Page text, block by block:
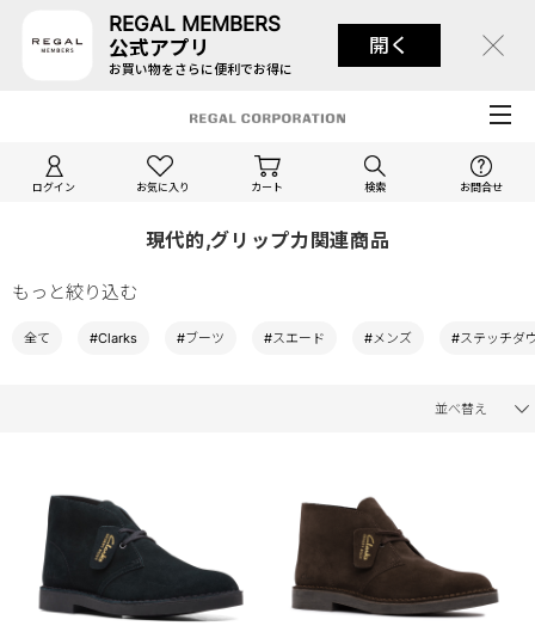
REGAL MEMBERS
公式アプリ
お買い物をさらに便利でお得に
開く
ログイン お気に入り カート 検索 お問合せ
現代的,グリップ力関連商品
もっと絞り込む
全て #Clarks #ブーツ #スエード #メンズ #ステッチダ
並べ替え